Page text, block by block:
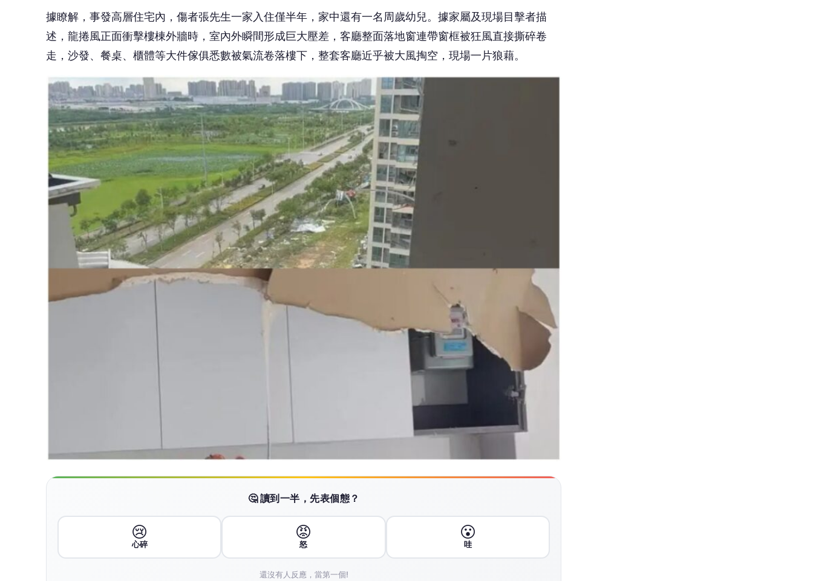
據瞭解，事發高層住宅內，傷者張先生一家入住僅半年，家中還有一名周歲幼兒。據家屬及現場目擊者描
述，龍捲風正面衝擊樓棟外牆時，室內外瞬間形成巨大壓差，客廳整面落地窗連帶窗框被狂風直接撕碎卷
走，沙發、餐桌、櫃體等大件傢俱悉數被氣流卷落樓下，整套客廳近乎被大風掏空，現場一片狼藉。
🤔 讀到一半，先表個態？
😢
心碎
😡
怒
😮
哇
還沒有人反應，當第一個!